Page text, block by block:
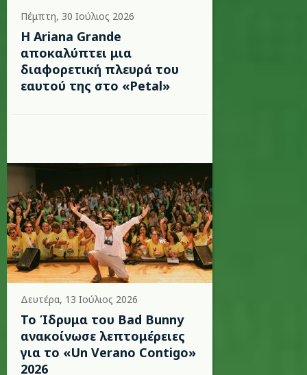
Πέμπτη, 30 Ιούλιος 2026
Η Ariana Grande
αποκαλύπτει μια
διαφορετική πλευρά του
εαυτού της στο «Petal»
Δευτέρα, 13 Ιούλιος 2026
Το Ίδρυμα του Bad Bunny
ανακοίνωσε λεπτομέρειες
για το «Un Verano Contigo»
2026